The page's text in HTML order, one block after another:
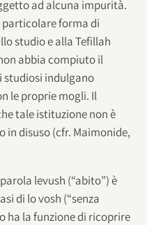
ad alcuna impurità.
particolare forma di
studio e alla Tefillah
abbia compiuto il
studiosi indulgano
le proprie mogli. Il
tale istituzione non è
in disuso (cfr. Maimonide,
levush (“abito”) è
di lo vosh (“senza
ha la funzione di ricoprire